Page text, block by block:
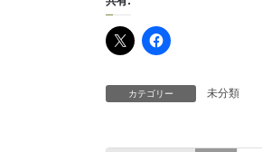
カテゴリー 未分類